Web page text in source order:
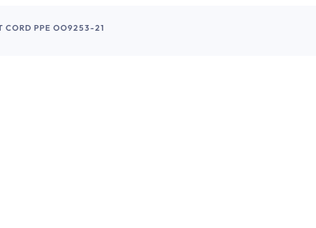
CORD PPE OO9253-21